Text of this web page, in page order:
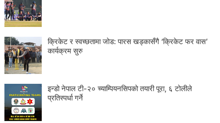
क्रिकेट र स्वच्छतामा जोड: पारस खड्कासँगै ‘क्रिकेट फर वास’
कार्यक्रम सुरु
इन्डो नेपाल टी-२० च्याम्पियनसिपको तयारी पूरा, ६ टोलीले
प्रतिस्पर्धा गर्ने